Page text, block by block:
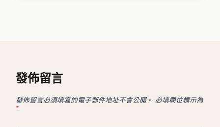
發佈留言
發佈留言必須填寫的電子郵件地址不會公開。 必填欄位標示為
*